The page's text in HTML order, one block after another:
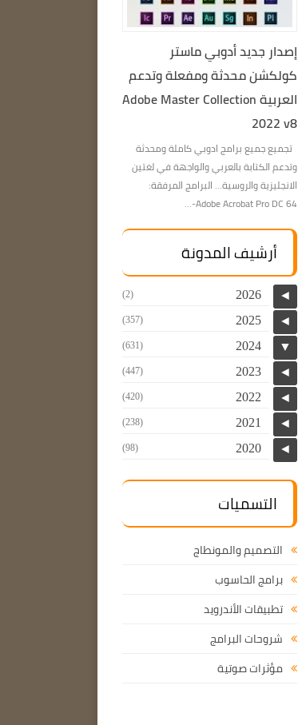
إصدار جديد أدوبي ماستر
كولكشن محدثة ومفعلة وتدعم
العربية Adobe Master Collection
2022 v8
تجميع جميع برامج ادوبي كاملة ومحدثة
وتدعم الكتابة بالعربي والواجهة في لغتين
الانجليزية والروسية… البرامج المرفقة:
Adobe Acrobat Pro DC 64-...
أرشيف المدونة
◄
2026
(2)
◄
2025
(357)
▼
2024
(631)
◄
2023
(447)
◄
2022
(420)
◄
2021
(238)
◄
2020
(98)
التسميات
التصميم والمونطاج
برامج الحاسوب
تطبيقات الأندرويد
شروحات البرامج
مؤثرات صوتية